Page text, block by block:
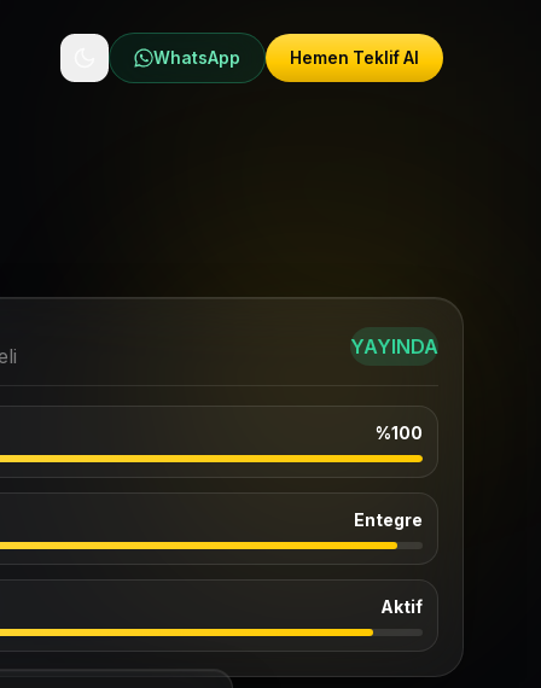
WhatsApp Hemen Teklif Al
YAYINDA
%100
Entegre
Aktif